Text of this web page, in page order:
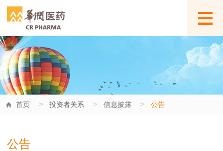
首页 > 投资者关系 > 信息披露 > 公告
公告